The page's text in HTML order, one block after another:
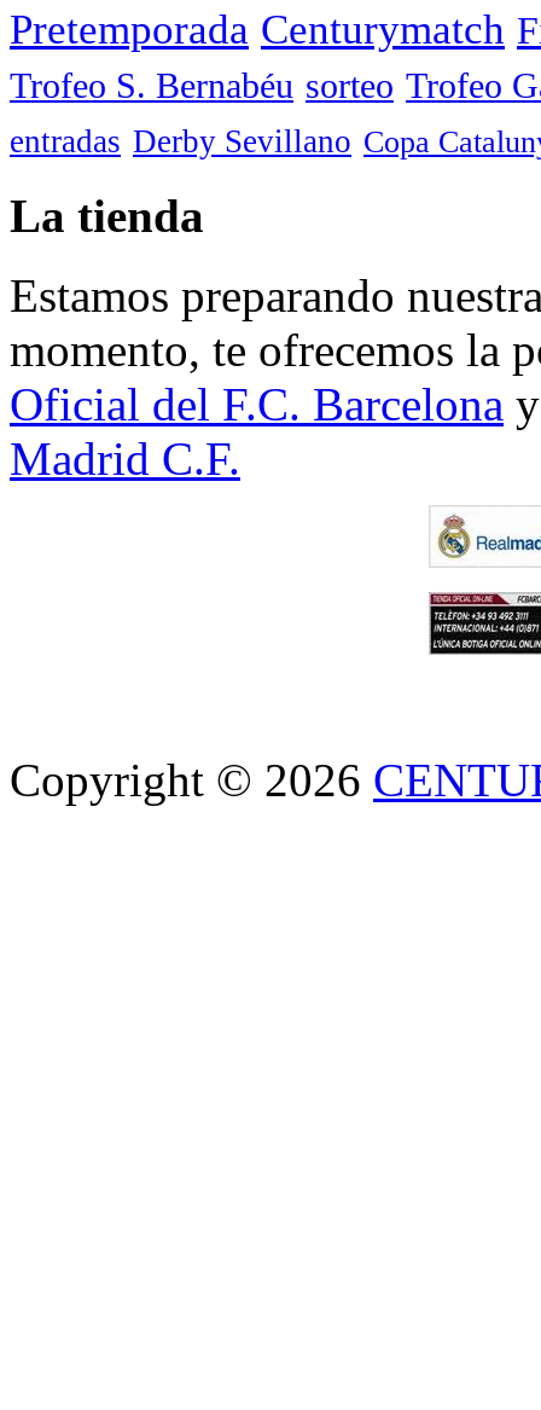
Pretemporada Centurymatch
Trofeo S. Bernabéu sorteo Trofeo
entradas Derby Sevillano Copa
La tienda
Estamos preparando
momento, te ofrecemos la
Oficial del F.C. Barcelona
Madrid C.F.
Copyright © 2026